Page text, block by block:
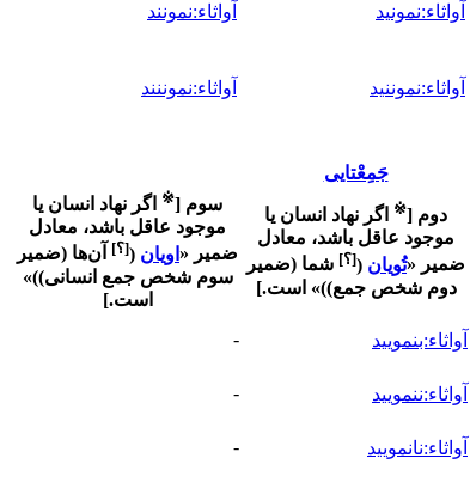
آواثاء:نمونید آواثاء:نمونند
آواثاء:نموننید آواثاء:نموننند
جَمِعْتایی
دوم [
※ اگر نهاد انسان یا
موجود عاقل باشد، معادل
ضمیر «تُویان ([؟] شما (ضمیر
دوم شخص جمع))» است.]
سوم [
※ اگر نهاد انسان یا
موجود عاقل باشد، معادل
ضمیر « اویان ([؟] آن‌ها (ضمیر
سوم شخص جمع انسانی))
»
است.]
آواثاء:بنمویید -
آواثاء:ننمویید -
آواثاء:نانمویید
-